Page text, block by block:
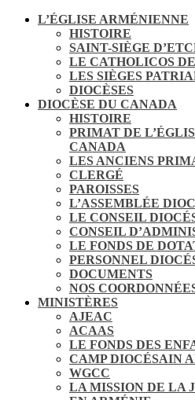
L’ÉGLISE ARMÉNIENNE
HISTOIRE
SAINT-SIÈGE
LE CATHOLICOS
LES SIÈGES
DIOCÈSES
DIOCÈSE DU CANADA
HISTOIRE
PRIMAT DE
CANADA
LES ANCIENS
CLERGÉ
PAROISSES
L’ASSEMBLÉE
LE CONSEIL
CONSEIL
LE FONDS DE
PERSONNEL
DOCUMENTS
NOS
MINISTÈRES
AJEAC
ACAAS
LE FONDS DES
CAMP DIOCÉSAIN
WGCC
LA MISSION DE LA